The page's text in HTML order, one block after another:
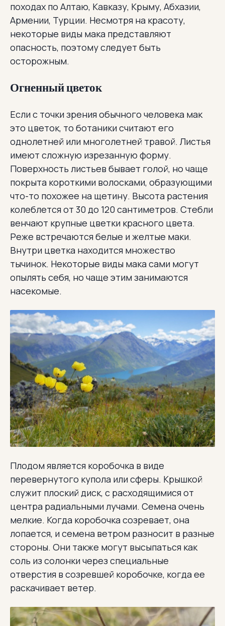
походах по Алтаю, Кавказу, Крыму, Абхазии,
Армении, Турции. Несмотря на красоту,
некоторые виды мака представляют
опасность, поэтому следует быть
осторожным.
Огненный цветок
Если с точки зрения обычного человека мак
это цветок, то ботаники считают его
однолетней или многолетней травой. Листья
имеют сложную изрезанную форму.
Поверхность листьев бывает голой, но чаще
покрыта короткими волосками, образующими
что-то похожее на щетину. Высота растения
колеблется от 30 до 120 сантиметров. Стебли
венчают крупные цветки красного цвета.
Реже встречаются белые и желтые маки.
Внутри цветка находится множество
тычинок. Некоторые виды мака сами могут
опылять себя, но чаще этим занимаются
насекомые.
Плодом является коробочка в виде
перевернутого купола или сферы. Крышкой
служит плоский диск, с расходящимися от
центра радиальными лучами. Семена очень
мелкие. Когда коробочка созревает, она
лопается, и семена ветром разносит в разные
стороны. Они также могут высыпаться как
соль из солонки через специальные
отверстия в созревшей коробочке, когда ее
раскачивает ветер.